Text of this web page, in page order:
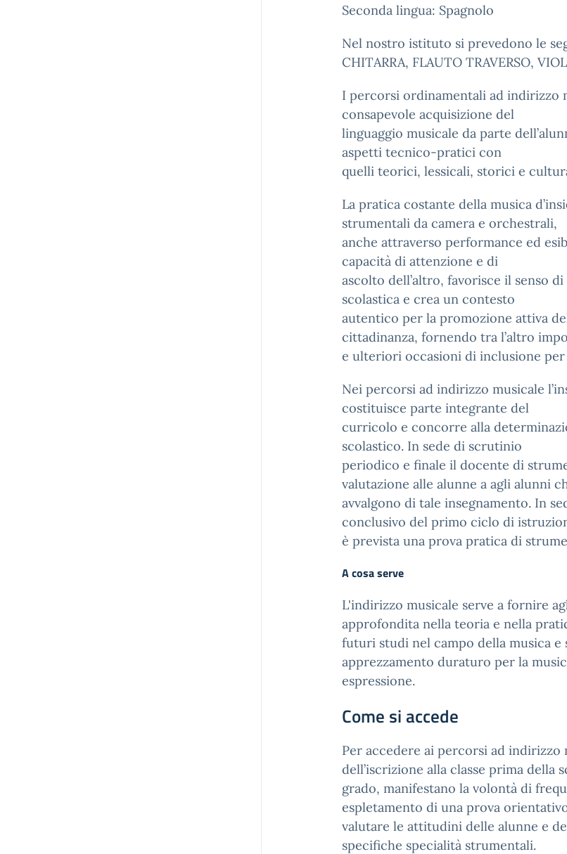
Seconda lingua: Spagnolo
Nel nostro istituto si prevedono le
CHITARRA, FLAUTO TRAVERSO,
I percorsi ordinamentali ad indirizzo
consapevole acquisizione del
linguaggio musicale da parte
aspetti tecnico-pratici con
quelli teorici, lessicali, storici e
La pratica costante della musica
strumentali da camera e orchestrali,
anche attraverso performance ed
capacità di attenzione e di
ascolto dell’altro, favorisce il senso
scolastica e crea un contesto
autentico per la promozione attiva
cittadinanza, fornendo tra l’altro
e ulteriori occasioni di inclusione
Nei percorsi ad indirizzo musicale
costituisce parte integrante del
curricolo e concorre alla
scolastico. In sede di scrutinio
periodico e finale il docente di
valutazione alle alunne a agli alunni
avvalgono di tale insegnamento. In
conclusivo del primo ciclo di
è prevista una prova pratica di
A cosa serve
L'indirizzo musicale serve a fornire
approfondita nella teoria e nella
futuri studi nel campo della musica e
apprezzamento duraturo per la
espressione.
Come si accede
Per accedere ai percorsi ad indirizzo
dell’iscrizione alla classe prima della
grado, manifestano la volontà di
espletamento di una prova
valutare le attitudini delle alunne e
specifiche specialità strumentali.